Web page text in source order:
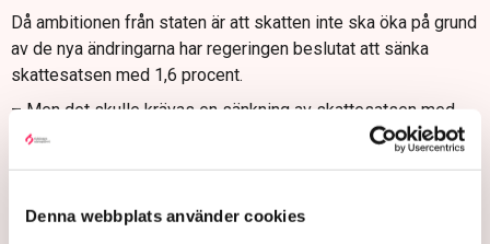
Denna webbplats använder cookies
Då ambitionen från staten är att skatten inte ska öka på grund
av de nya ändringarna har regeringen beslutat att sänka
skattesatsen med 1,6 procent.
– Men det skulle krävas en sänkning av skattesatsen med
upp till 40 procent för att det samlade skatteuttaget skulle
Han menar att de ökade kostnaderna kommer att drabba de